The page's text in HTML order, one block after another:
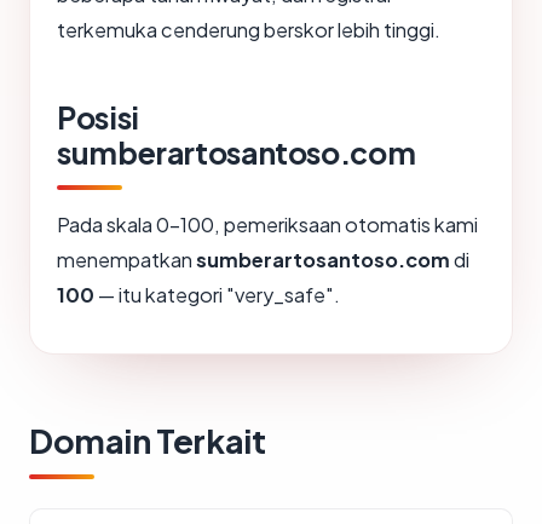
terkemuka cenderung berskor lebih tinggi.
Posisi
sumberartosantoso.com
Pada skala 0-100, pemeriksaan otomatis kami
menempatkansumberartosantoso.comdi
100 — itu kategori "very_safe".
Domain Terkait